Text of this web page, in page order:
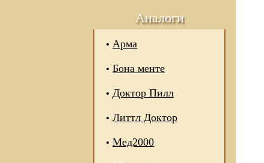
Аналоги
Арма
Бона менте
Доктор Пилл
Литтл Доктор
Мед2000